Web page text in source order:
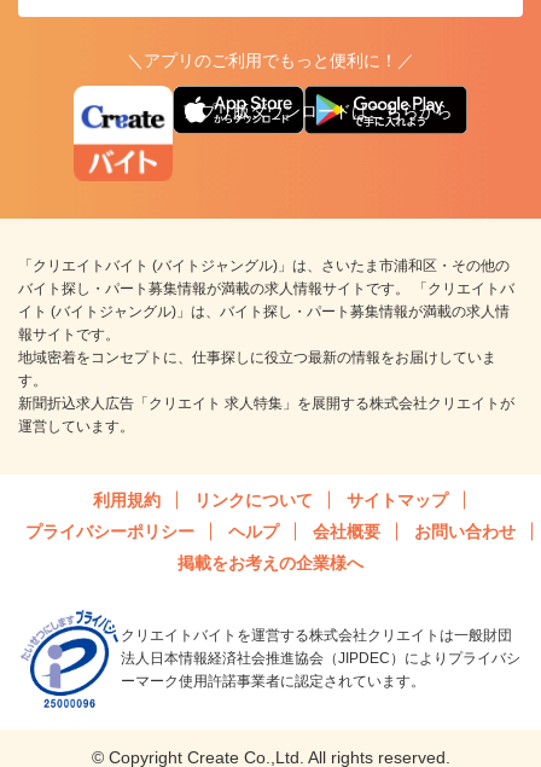
＼アプリのご利用でもっと便利に！／
アプリ版ダウンロードはこちらから
「クリエイトバイト (バイトジャングル)」は、さいたま市浦和区・その他の
バイト探し・パート募集情報が満載の求人情報サイトです。 「クリエイトバ
イト (バイトジャングル)」は、バイト探し・パート募集情報が満載の求人情
報サイトです。
地域密着をコンセプトに、仕事探しに役立つ最新の情報をお届けしていま
す。
新聞折込求人広告「クリエイト 求人特集」を展開する株式会社クリエイトが
運営しています。
利用規約 リンクについて
サイトマップ
プライバシーポリシー
ヘルプ 会社概要
お問い合わせ
掲載をお考えの企業様へ
クリエイトバイトを運営する株式会社クリエイトは一般財団
法人日本情報経済社会推進協会（JIPDEC）によりプライバシ
ーマーク使用許諾事業者に認定されています。
© Copyright Create Co.,Ltd. All rights reserved.